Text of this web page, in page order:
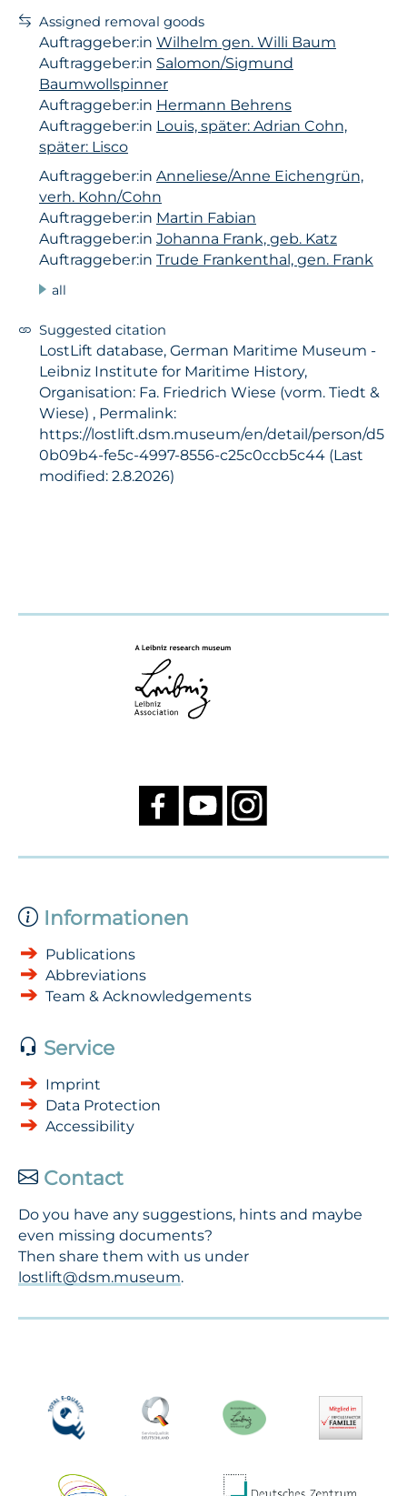
Assigned removal goods
Auftraggeber:in Wilhelm gen. Willi Baum
Auftraggeber:in Salomon/Sigmund
Baumwollspinner
Auftraggeber:in Hermann Behrens
Auftraggeber:in Louis, später: Adrian Cohn,
später: Lisco
Auftraggeber:in Anneliese/Anne Eichengrün,
verh. Kohn/Cohn
Auftraggeber:in Martin Fabian
Auftraggeber:in Johanna Frank, geb. Katz
Auftraggeber:in Trude Frankenthal, gen. Frank
all
Suggested citation
LostLift database, German Maritime Museum -
Leibniz Institute for Maritime History,
Organisation: Fa. Friedrich Wiese (vorm. Tiedt &
Wiese) , Permalink:
https://lostlift.dsm.museum/en/detail/person/d5
0b09b4-fe5c-4997-8556-c25c0ccb5c44 (Last
modified: 2.8.2026)
Informationen
Publications
Abbreviations
Team & Acknowledgements
Service
Imprint
Data Protection
Accessibility
Contact
Do you have any suggestions, hints and maybe
even missing documents?
Then share them with us under
lostlift@dsm.museum.